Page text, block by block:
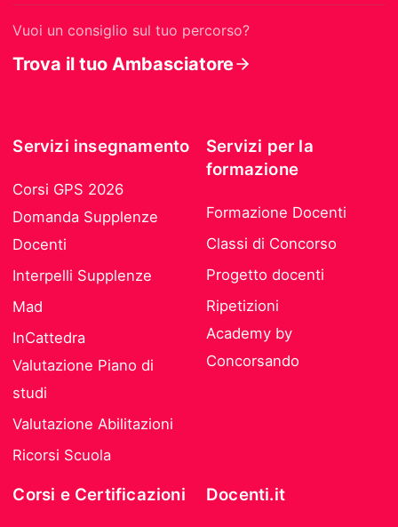
Vuoi un consiglio sul tuo percorso?
Trova il tuo Ambasciatore
Servizi insegnamento
Corsi GPS 2026
Domanda Supplenze
Docenti
Interpelli Supplenze
Mad
InCattedra
Valutazione Piano di
studi
Valutazione Abilitazioni
Ricorsi Scuola
Servizi per la
formazione
Formazione Docenti
Classi di Concorso
Progetto docenti
Ripetizioni
Academy by
Concorsando
Corsi e Certificazioni Docenti.it